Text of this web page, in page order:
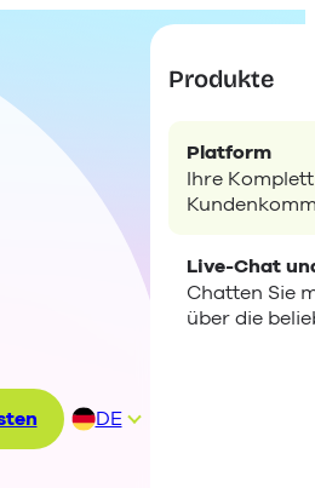
DE
Produkte
Platform
Ihre
Live-Chat
Chatten Sie
über die